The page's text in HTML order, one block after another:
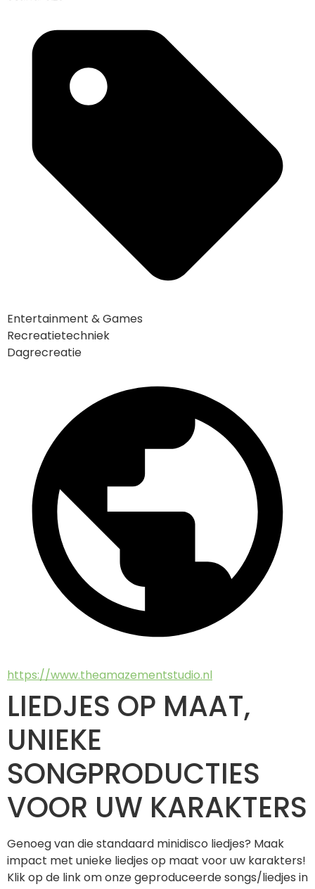
Entertainment & Games
Recreatietechniek
Dagrecreatie
https://www.theamazementstudio.nl
LIEDJES OP MAAT,
UNIEKE
SONGPRODUCTIES
VOOR UW KARAKTERS
Genoeg van die standaard minidisco liedjes? Maak
impact met unieke liedjes op maat voor uw karakters!
Klik op de link om onze geproduceerde songs/liedjes in